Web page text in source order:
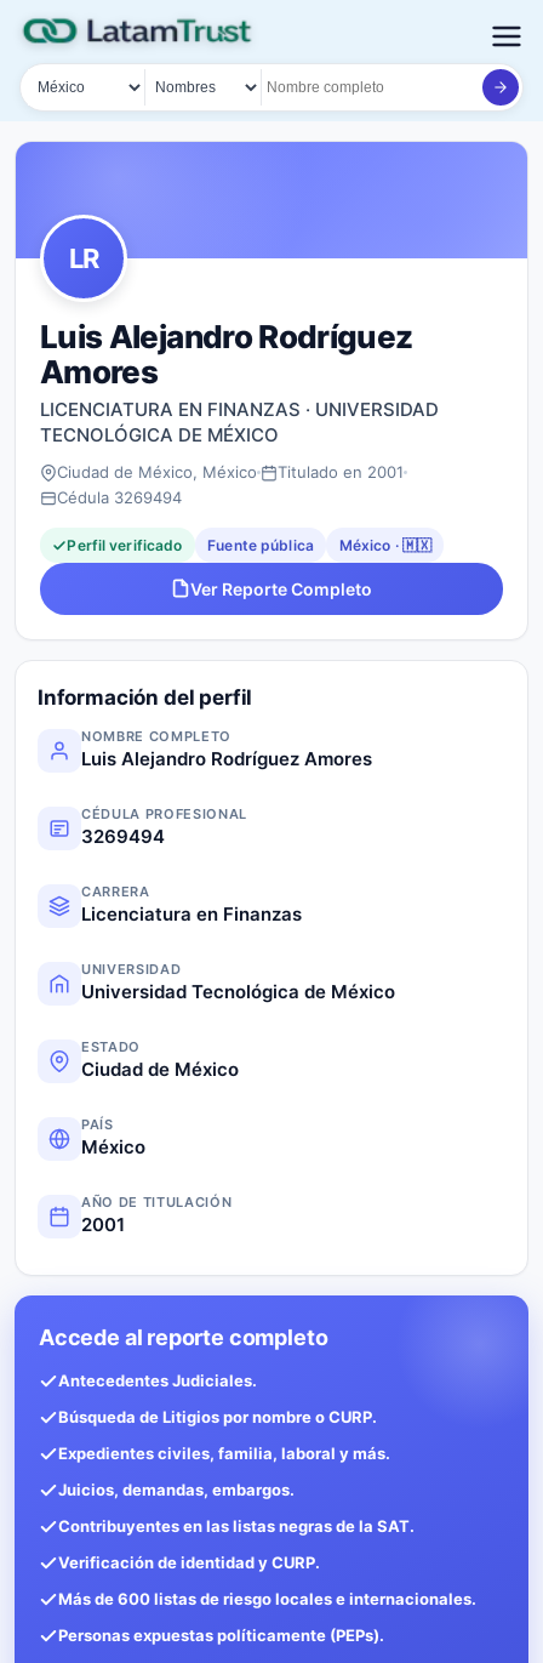
País
Tipo de búsqueda
Nombre o documento
LR
Luis Alejandro Rodríguez
Amores
LICENCIATURA EN FINANZAS · UNIVERSIDAD
TECNOLÓGICA DE MÉXICO
Ciudad de México, México
Titulado en 2001
Cédula 3269494
Perfil verificado Fuente pública México · 🇲🇽
Ver Reporte Completo
Información del perfil
NOMBRE COMPLETO
Luis Alejandro Rodríguez Amores
CÉDULA PROFESIONAL
3269494
CARRERA
Licenciatura en Finanzas
UNIVERSIDAD
Universidad Tecnológica de México
ESTADO
Ciudad de México
PAÍS
México
AÑO DE TITULACIÓN
2001
Accede al reporte completo
Antecedentes Judiciales.
Búsqueda de Litigios por nombre o CURP.
Expedientes civiles, familia, laboral y más.
Juicios, demandas, embargos.
Contribuyentes en las listas negras de la SAT.
Verificación de identidad y CURP.
Más de 600 listas de riesgo locales e internacionales.
Personas expuestas políticamente (PEPs).